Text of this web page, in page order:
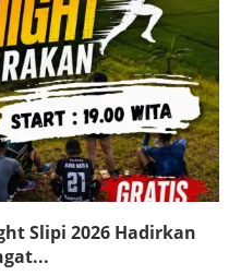
Slipi 2026 Hadirkan